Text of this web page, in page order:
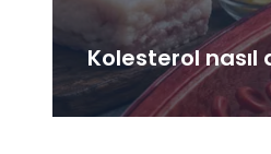
Kolesterol nasıl